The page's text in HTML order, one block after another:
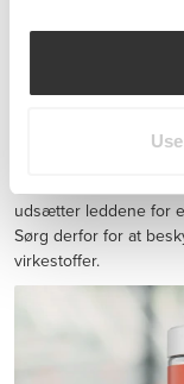
BCAA 8:1:1 180 tabs
udsætter leddene for
Sørg derfor for at
virkestoffer.